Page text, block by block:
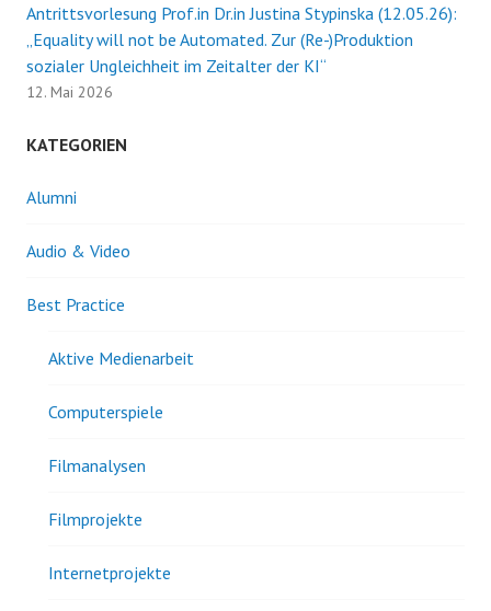
Antrittsvorlesung Prof.in Dr.in Justina Stypinska (12.05.26):
„Equality will not be Automated. Zur (Re-)Produktion
sozialer Ungleichheit im Zeitalter der KI“
12. Mai 2026
KATEGORIEN
Alumni
Audio & Video
Best Practice
Aktive Medienarbeit
Computerspiele
Filmanalysen
Filmprojekte
Internetprojekte